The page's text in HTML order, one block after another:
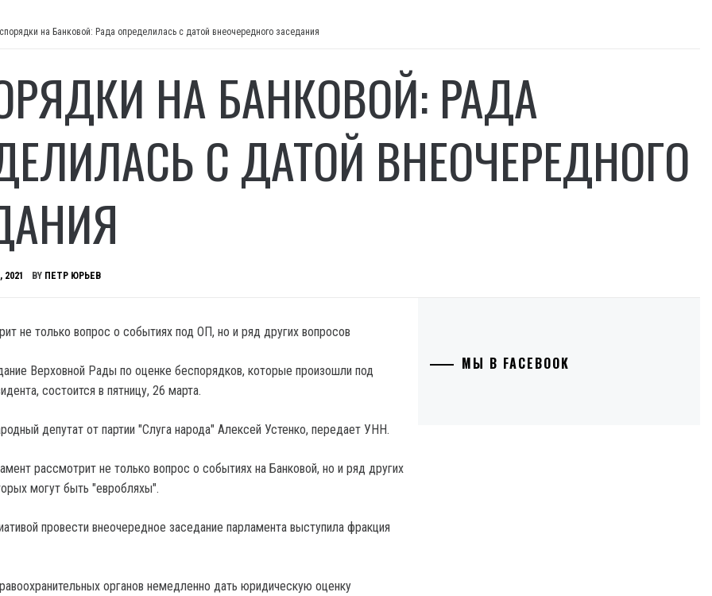
на Банковой: Рада определилась с датой внеочередного заседания
НА БАНКОВОЙ: РАДА
С ДАТОЙ ВНЕОЧЕРЕДНОГО
BY ПЕТР ЮРЬЕВ
не только вопрос о событиях под ОП, но и ряд других вопросов
Верховной Рады по оценке беспорядков, которые произошли под
состоится в пятницу, 26 марта.
депутат от партии "Слуга народа" Алексей Устенко, передает УНН.
рассмотрит не только вопрос о событиях на Банковой, но и ряд других
могут быть "евробляхы".
провести внеочередное заседание парламента выступила фракция
органов немедленно дать юридическую оценку
МЫ В FACEBOOK